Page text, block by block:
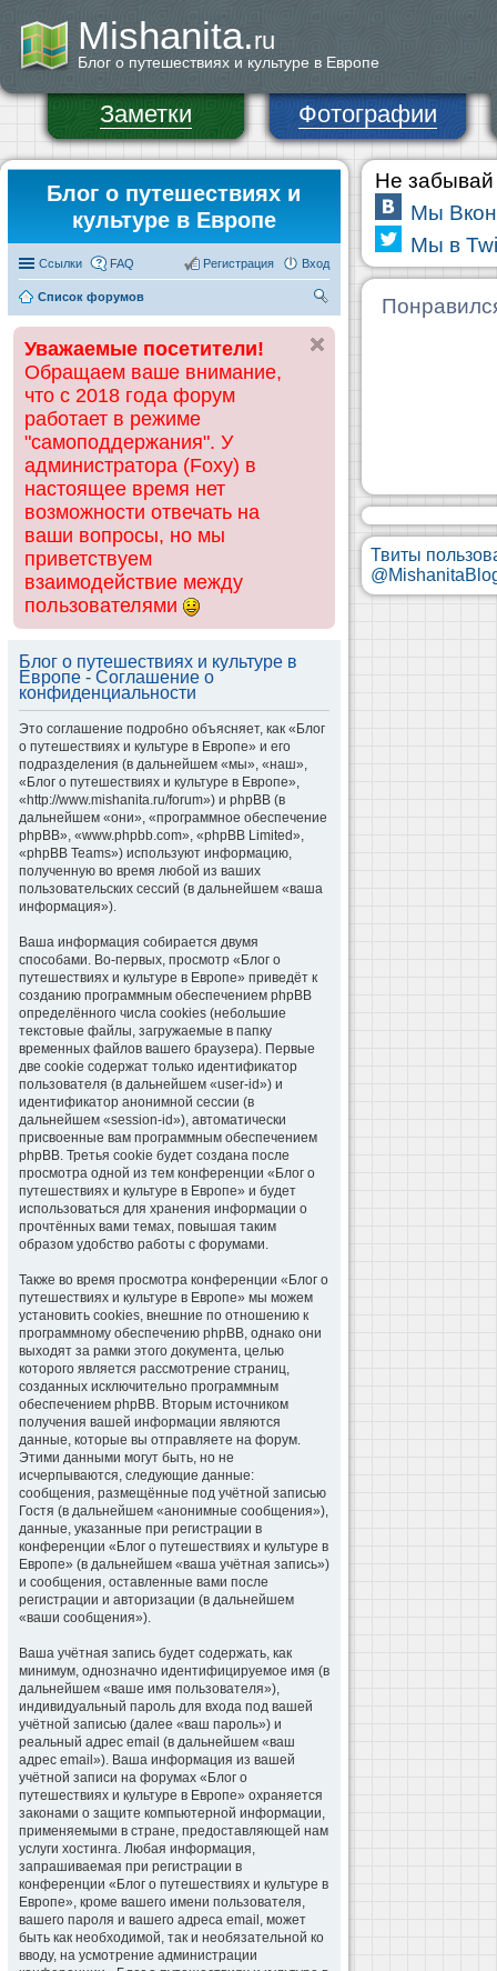
Mishanita.ru
Блог о путешествиях и культуре в Европе
Заметки Фотографии
Блог о путешествиях и
культуре в Европе
Ссылки FAQ Вход
Регистрация
Список форумов
ск
Уважаемые посетители!
Обращаем ваше внимание,
что с 2018 года форум
работает в режиме
"самоподдержания". У
администратора (Foxy) в
настоящее время нет
возможности отвечать на
ваши вопросы, но мы
приветствуем
взаимодействие между
пользователями
Блог о путешествиях и культуре в
Европе - Соглашение о
конфиденциальности
Это соглашение подробно объясняет, как «Блог
о путешествиях и культуре в Европе» и его
подразделения (в дальнейшем «мы», «наш»,
«Блог о путешествиях и культуре в Европе»,
«http://www.mishanita.ru/forum») и phpBB (в
дальнейшем «они», «программное обеспечение
phpBB», «www.phpbb.com», «phpBB Limited»,
«phpBB Teams») используют информацию,
полученную во время любой из ваших
пользовательских сессий (в дальнейшем «ваша
информация»).
Ваша информация собирается двумя
способами. Во-первых, просмотр «Блог о
путешествиях и культуре в Европе» приведёт к
созданию программным обеспечением phpBB
определённого числа cookies (небольшие
текстовые файлы, загружаемые в папку
временных файлов вашего браузера). Первые
две cookie содержат только идентификатор
пользователя (в дальнейшем «user-id») и
идентификатор анонимной сессии (в
дальнейшем «session-id»), автоматически
присвоенные вам программным обеспечением
phpBB. Третья cookie будет создана после
просмотра одной из тем конференции «Блог о
путешествиях и культуре в Европе» и будет
использоваться для хранения информации о
прочтённых вами темах, повышая таким
образом удобство работы с форумами.
Также во время просмотра конференции «Блог о
путешествиях и культуре в Европе» мы можем
установить cookies, внешние по отношению к
программному обеспечению phpBB, однако они
выходят за рамки этого документа, целью
которого является рассмотрение страниц,
созданных исключительно программным
обеспечением phpBB. Вторым источником
получения вашей информации являются
данные, которые вы отправляете на форум.
Этими данными могут быть, но не
исчерпываются, следующие данные:
сообщения, размещённые под учётной записью
Гостя (в дальнейшем «анонимные сообщения»),
данные, указанные при регистрации в
конференции «Блог о путешествиях и культуре в
Европе» (в дальнейшем «ваша учётная запись»)
и сообщения, оставленные вами после
регистрации и авторизации (в дальнейшем
«ваши сообщения»).
Ваша учётная запись будет содержать, как
минимум, однозначно идентифицируемое имя (в
дальнейшем «ваше имя пользователя»),
индивидуальный пароль для входа под вашей
учётной записью (далее «ваш пароль») и
реальный адрес email (в дальнейшем «ваш
адрес email»). Ваша информация из вашей
учётной записи на форумах «Блог о
путешествиях и культуре в Европе» охраняется
законами о защите компьютерной информации,
применяемыми в стране, предоставляющей нам
услуги хостинга. Любая информация,
запрашиваемая при регистрации в
конференции «Блог о путешествиях и культуре в
Европе», кроме вашего имени пользователя,
вашего пароля и вашего адреса email, может
быть как необходимой, так и необязательной ко
вводу, на усмотрение администрации
Не забывай
Мы
Мы в
Твиты